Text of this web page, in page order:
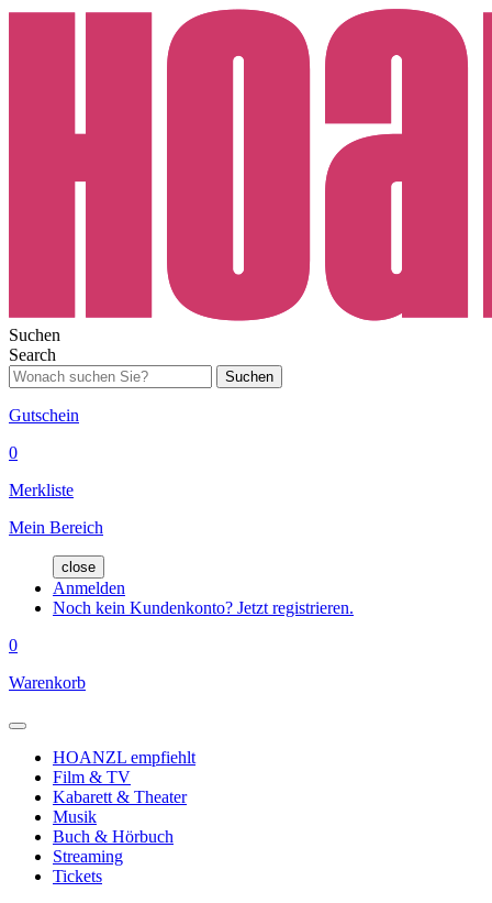
Suchen
Search
Suchen
Gutschein
0
Merkliste
Mein Bereich
close
Anmelden
Noch kein Kundenkonto? Jetzt registrieren.
0
Warenkorb
HOANZL empfiehlt
Film & TV
Kabarett & Theater
Musik
Buch & Hörbuch
Streaming
Tickets